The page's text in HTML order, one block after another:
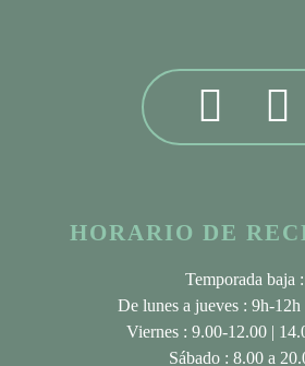
HORARIO DE
Temporada baja :
De lunes a jueves : 9h-12h
Viernes : 9.00-12.00 |
Sábado : 8.00 a